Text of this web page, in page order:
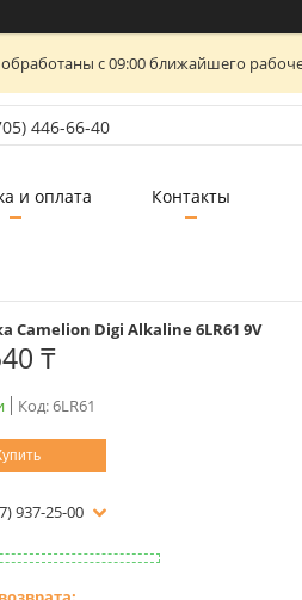
с 09:00 ближайшего
446-66-40
и оплата Контакты
Camelion Digi Alkaline 6LR61 9V
₸
Код:6LR61
937-25-00